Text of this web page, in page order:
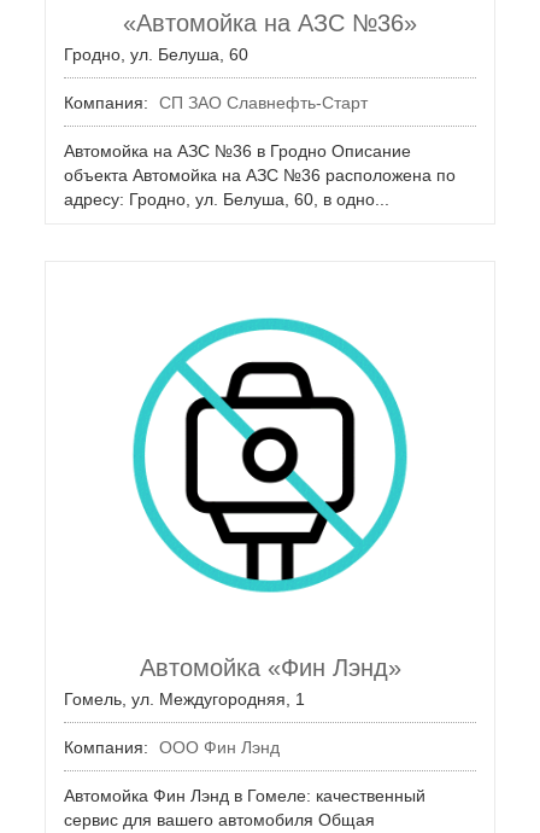
«Автомойка на АЗС №36»
Гродно, ул. Белуша, 60
Компания: СП ЗАО Славнефть-Старт
Автомойка на АЗС №36 в Гродно Описание
объекта Автомойка на АЗС №36 расположена по
адресу: Гродно, ул. Белуша, 60, в одно...
Автомойка «Фин Лэнд»
Гомель, ул. Междугородняя, 1
Компания: ООО Фин Лэнд
Автомойка Фин Лэнд в Гомеле: качественный
сервис для вашего автомобиля Общая